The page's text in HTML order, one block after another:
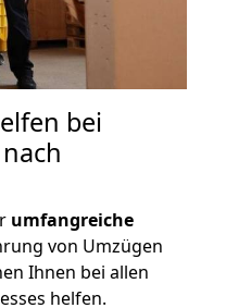
bei
umfangreiche
von Umzügen
Ihnen bei allen
helfen.